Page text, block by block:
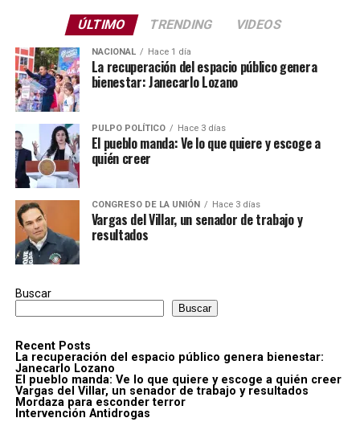
ÚLTIMO TRENDING VIDEOS
NACIONAL Hace 1 día
La recuperación del espacio público genera
bienestar: Janecarlo Lozano
PULPO POLÍTICO Hace 3 días
El pueblo manda: Ve lo que quiere y escoge a
quién creer
CONGRESO DE LA UNIÓN Hace 3 días
Vargas del Villar, un senador de trabajo y
resultados
Buscar
Buscar
Recent Posts
La recuperación del espacio público genera bienestar:
Janecarlo Lozano
El pueblo manda: Ve lo que quiere y escoge a quién creer
Vargas del Villar, un senador de trabajo y resultados
Mordaza para esconder terror
Intervención Antidrogas